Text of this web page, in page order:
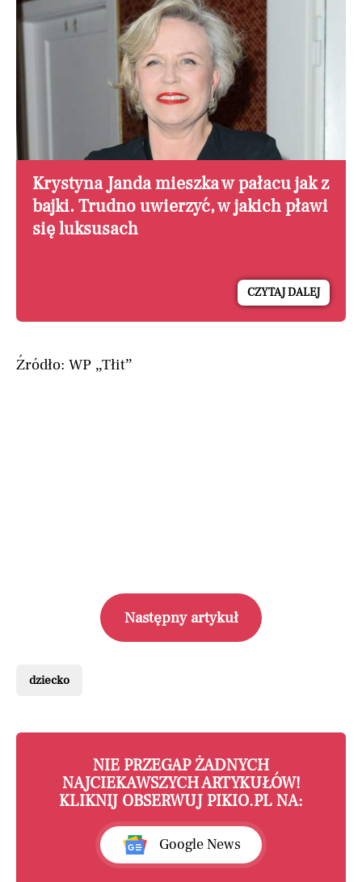
Krystyna Janda mieszka w pałacu jak z
bajki. Trudno uwierzyć, w jakich pławi
się luksusach
CZYTAJ DALEJ
Źródło: WP „Tłit”
Następny artykuł
dziecko
NIE PRZEGAP ŻADNYCH
NAJCIEKAWSZYCH ARTYKUŁÓW!
KLIKNIJ OBSERWUJ PIKIO.PL NA:
Google News